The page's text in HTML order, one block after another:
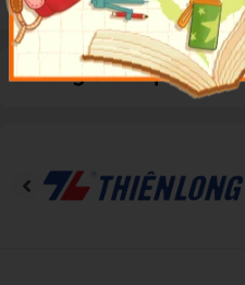
Đánh giá sản phẩm